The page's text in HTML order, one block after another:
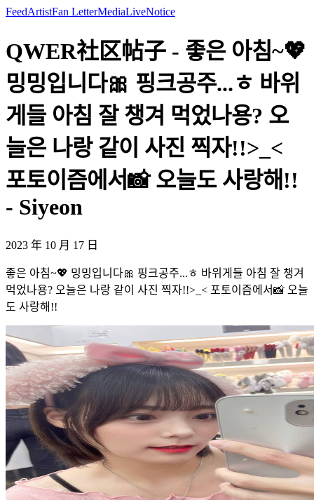
FeedArtistFan LetterMediaLiveNotice
QWER社区帖子 - 좋은 아침~💖
밍밍입니다🎀 핑크공주...ㅎ 바위
게들 아침 잘 챙겨 먹었나용? 오
늘은 나랑 같이 사진 찍자!!>_<
포토이즘에서📸 오늘도 사랑해!!
- Siyeon
2023 年 10 月 17 日
좋은 아침~💖 밍밍입니다🎀 핑크공주...ㅎ 바위게들 아침 잘 챙겨
먹었나용? 오늘은 나랑 같이 사진 찍자!!>_< 포토이즘에서📸 오늘
도 사랑해!!